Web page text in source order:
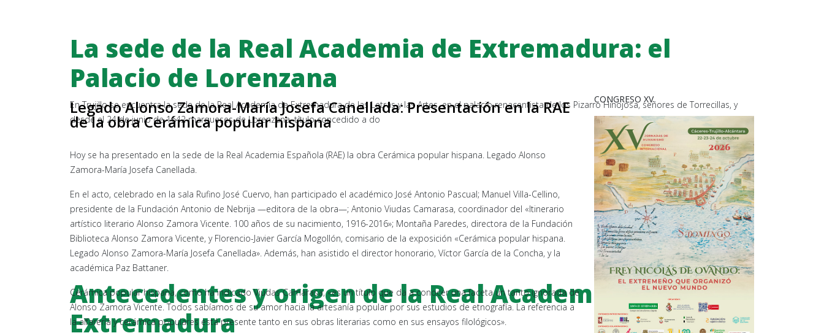
La sede de la Real Academia de Extremadura: el
Palacio de Lorenzana
En Trujillo se encuentra la sede de la Real Academia de Extremadura de las Letras y las Artes, en el palacio renacentista de los Pizarro Hinojosa, señores de Torrecillas, y
desde el 24 de junio de 1642 marqueses de Lorenzana, título concedido a do
Antecedentes y origen de la Real Academia de
Extremadura
Legado Alonso Zamora-María Josefa Canellada: Presentación en la RAE
de la obra Cerámica popular hispana
Hoy se ha presentado en la sede de la Real Academia Española (RAE) la obra Cerámica popular hispana. Legado Alonso
Zamora-María Josefa Canellada.
En el acto, celebrado en la sala Rufino José Cuervo, han participado el académico José Antonio Pascual; Manuel Villa-Cellino,
presidente de la Fundación Antonio de Nebrija —editora de la obra—; Antonio Viudas Camarasa, coordinador del «Itinerario
artístico literario Alonso Zamora Vicente. 100 años de su nacimiento, 1916-2016»; Montaña Paredes, directora de la Fundación
Biblioteca Alonso Zamora Vicente, y Florencio-Javier García Mogollón, comisario de la exposición «Cerámica popular hispana.
Legado Alonso Zamora-María Josefa Canellada». Además, han asistido el director honorario, Víctor García de la Concha, y la
académica Paz Battaner.
Cerámica popular hispana, como ha indicado Viudas Camarasa, «es un título que da a conocer una faceta un tanto ignorada de
Alonso Zamora Vicente. Todos sabíamos de su amor hacia la artesanía popular por sus estudios de etnografía. La referencia a
la alfarería y cerámica populares está presente tanto en sus obras literarias como en sus ensayos filológicos».
CONGRESO XV